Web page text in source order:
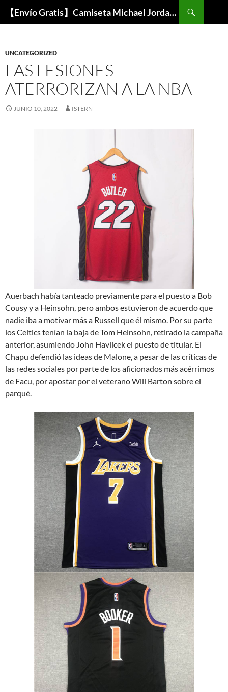
【Envío Gratis】Camiseta Michael Jordan NBA Barata
Buscar
UNCATEGORIZED
LAS LESIONES
ATERRORIZAN A LA NBA
JUNIO 10, 2022 ISTERN
Auerbach había tanteado previamente para el puesto a Bob
Cousy y a Heinsohn, pero ambos estuvieron de acuerdo que
nadie iba a motivar más a Russell que él mismo. Por su parte
los Celtics tenían la baja de Tom Heinsohn, retirado la campaña
anterior, asumiendo John Havlicek el puesto de titular. El
Chapu defendió las ideas de Malone, a pesar de las críticas de
las redes sociales por parte de los aficionados más acérrimos
de Facu, por apostar por el veterano Will Barton sobre el
parqué.